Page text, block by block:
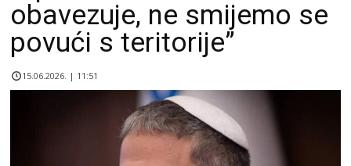
obavezuje, ne smijemo se
povući s teritorije”
15.06.2026. | 11:51